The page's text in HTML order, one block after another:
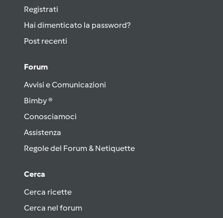
Registrati
Hai dimenticato la password?
Post recenti
Forum
Avvisi e Comunicazioni
Bimby ®
Conosciamoci
Assistenza
Regole del Forum & Netiquette
Cerca
Cerca ricette
Cerca nel forum